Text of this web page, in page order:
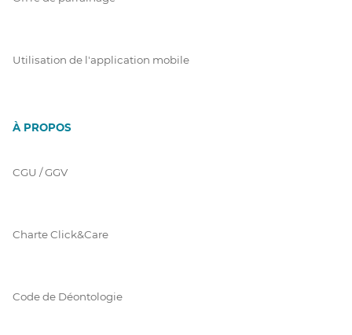
Utilisation de l'application mobile
À PROPOS
CGU / GGV
Charte Click&Care
Code de Déontologie